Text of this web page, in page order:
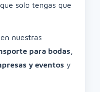
solo tengas que
nuestras
para bodas
y eventos y